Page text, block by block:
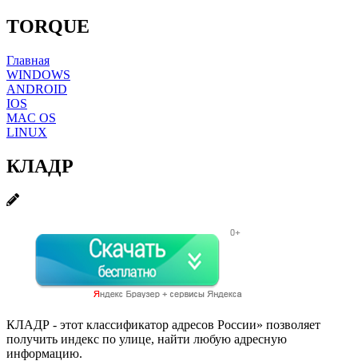
TORQUE
Главная
WINDOWS
ANDROID
IOS
MAC OS
LINUX
КЛАДР
КЛАДР - этот классификатор адресов России» позволяет
получить индекс по улице, найти любую адресную
информацию.